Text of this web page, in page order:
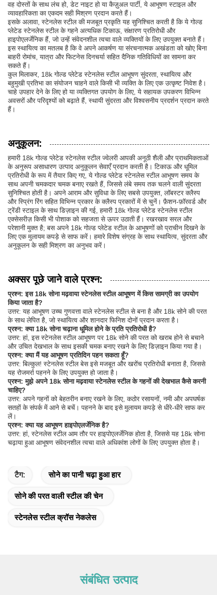
वह दोस्तों के साथ लंच हो, डेट नाइट हो या कैज़ुअल पार्टी, ये आभूषण स्टाइल और
व्यावहारिकता का एकदम सही मिश्रण प्रदान करते हैं।
इसके अलावा, स्टेनलेस स्टील की मजबूत प्रकृति यह सुनिश्चित करती है कि ये गोल्ड
प्लेटेड स्टेनलेस स्टील के गहने अत्यधिक टिकाऊ, संक्षारण प्रतिरोधी और
हाइपोएलर्जेनिक हैं, जो उन्हें संवेदनशील त्वचा वाले व्यक्तियों के लिए उपयुक्त बनाते हैं।
इस स्थायित्व का मतलब है कि वे अपने आकर्षण या संरचनात्मक अखंडता को खोए बिना
बाहरी रोमांच, यात्रा और फिटनेस दिनचर्या सहित दैनिक गतिविधियों का सामना कर
सकते हैं।
कुल मिलाकर, 18k गोल्ड प्लेटेड स्टेनलेस स्टील आभूषण सुंदरता, स्थायित्व और
बहुमुखी प्रतिभा का संयोजन चाहने वाले किसी भी व्यक्ति के लिए एक उत्कृष्ट निवेश है।
चाहे उपहार देने के लिए हो या व्यक्तिगत उपयोग के लिए, ये सहायक उपकरण विभिन्न
अवसरों और परिदृश्यों को बढ़ाते हैं, स्थायी सुंदरता और विश्वसनीय प्रदर्शन प्रदान करते
हैं।
अनुकूलन:
हमारी 18k गोल्ड प्लेटेड स्टेनलेस स्टील ज्वेलरी आपकी अनूठी शैली और प्राथमिकताओं
के अनुरूप असाधारण उत्पाद अनुकूलन सेवाएँ प्रदान करती है। टिकाऊ और धूमिल
प्रतिरोधी के रूप में तैयार किए गए, ये गोल्ड प्लेटेड स्टेनलेस स्टील आभूषण समय के
साथ अपनी चमकदार चमक बनाए रखते हैं, जिससे लंबे समय तक चलने वाली सुंदरता
सुनिश्चित होती है। अपने आराम और सुविधा के लिए सबसे उपयुक्त, लॉबस्टर क्लैस्प
और स्प्रिंग रिंग सहित विभिन्न प्रकार के क्लैस्प प्रकारों में से चुनें। फ़ैशन-फ़ॉरवर्ड और
ट्रेंडी स्टाइल के साथ डिज़ाइन की गई, हमारी 18k गोल्ड प्लेटेड स्टेनलेस स्टील
एक्सेसरीज़ किसी भी पोशाक को सहजता से ऊपर उठाती हैं। रखरखाव सरल और
परेशानी मुक्त है; बस अपने 18k गोल्ड प्लेटेड स्टील के आभूषणों को प्राचीन दिखने के
लिए एक मुलायम कपड़े से साफ करें। हमारे विशेष संग्रह के साथ स्थायित्व, सुंदरता और
अनुकूलन के सही मिश्रण का अनुभव करें।
अक्सर पूछे जाने वाले प्रश्न:
प्रश्न: इस 18k सोना मढ़वाया स्टेनलेस स्टील आभूषण में किस सामग्री का उपयोग
किया जाता है?
उत्तर: यह आभूषण उच्च गुणवत्ता वाले स्टेनलेस स्टील से बना है और 18k सोने की परत
के साथ लेपित है, जो स्थायित्व और शानदार फिनिश दोनों प्रदान करता है।
प्रश्न: क्या 18k सोना चढ़ाना धूमिल होने के प्रति प्रतिरोधी है?
उत्तर: हां, इस स्टेनलेस स्टील आभूषण पर 18k सोने की परत को खराब होने से बचाने
और उचित देखभाल के साथ इसकी चमक बनाए रखने के लिए डिज़ाइन किया गया है।
प्रश्न: क्या मैं यह आभूषण प्रतिदिन पहन सकता हूँ?
उत्तर: बिल्कुल! स्टेनलेस स्टील बेस इसे मजबूत और खरोंच प्रतिरोधी बनाता है, जिससे
यह रोजमर्रा पहनने के लिए उपयुक्त हो जाता है।
प्रश्न: मुझे अपने 18k सोना मढ़वाया स्टेनलेस स्टील के गहनों की देखभाल कैसे करनी
चाहिए?
उत्तर: अपने गहनों को बेहतरीन बनाए रखने के लिए, कठोर रसायनों, नमी और अपघर्षक
सतहों के संपर्क में आने से बचें। पहनने के बाद इसे मुलायम कपड़े से धीरे-धीरे साफ कर
लें।
प्रश्न: क्या यह आभूषण हाइपोएलर्जेनिक है?
उत्तर: हां, स्टेनलेस स्टील आम तौर पर हाइपोएलर्जेनिक होता है, जिससे यह 18k सोना
चढ़ाया हुआ आभूषण संवेदनशील त्वचा वाले अधिकांश लोगों के लिए उपयुक्त होता है।
टैग: सोने का पानी चढ़ा हुआ हार
सोने की परत वाली स्टील की चेन
स्टेनलेस स्टील क्रॉस नेकलेस
संबंधित उत्पाद